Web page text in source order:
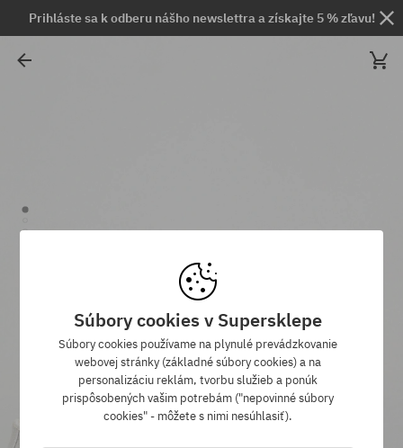
Prihláste sa k odberu nášho newslettra a získajte 5 % zľavu!
Súbory cookies v Supersklepe
Súbory cookies používame na plynulé prevádzkovanie
webovej stránky (základné súbory cookies) a na
personalizáciu reklám, tvorbu služieb a ponúk
prispôsobených vašim potrebám ("nepovinné súbory
cookies" - môžete s nimi nesúhlasiť).